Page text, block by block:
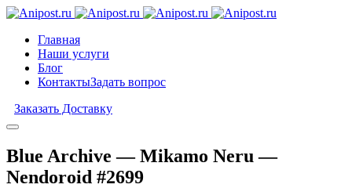
Главная
Наши услуги
Блог
КонтактыЗадать вопрос
Заказать Доставку
Blue Archive — Mikamo Neru —
Nendoroid #2699